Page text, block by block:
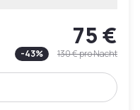
75 €
-43% 130 €pro Nacht